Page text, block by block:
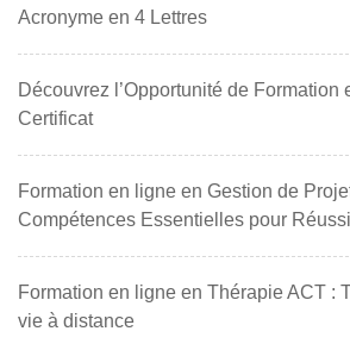
Acronyme en 4 Lettres
Découvrez l’Opportunité de Formation
Certificat
Formation en ligne en Gestion de
Compétences Essentielles pour
Formation en ligne en Thérapie ACT :
vie à distance